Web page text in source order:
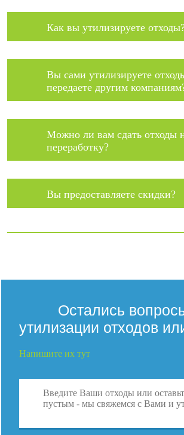
Как вы утилизируете
Вы сами утилизируете
передаете другим
Можно ли вам сдать отходы
переработку?
Вы предоставляете скидки?
Остались
утилизации отходов
Напишите их тут